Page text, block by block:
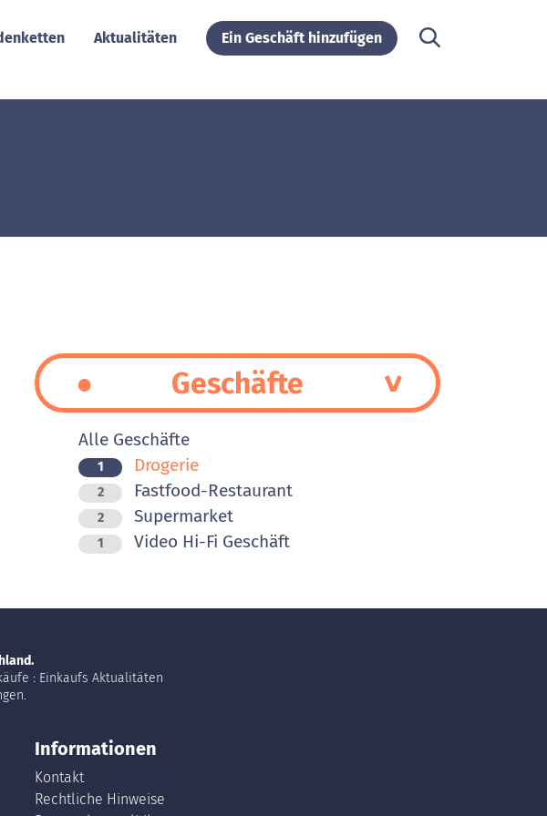
Aktualitäten Ein Geschäft hinzufügen
Geschäfte
Alle Geschäfte
1 Drogerie
2 Fastfood-Restaurant
2 Supermarket
1 Video Hi-Fi Geschäft
: Einkaufs Aktualitäten
Informationen
Kontakt
Rechtliche Hinweise